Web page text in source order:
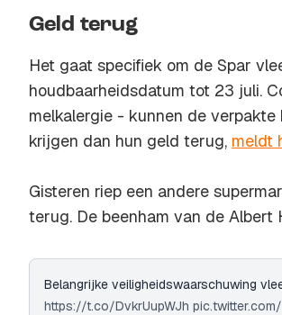
Geld terug
Het gaat specifiek om de Spar
houdbaarheidsdatum tot 23 juli.
melkalergie - kunnen de
krijgen dan hun geld terug, meldt
Gisteren riep een andere
terug. De beenham van de Albert
Belangrijke veiligheidswaarschuwing
https://t.co/DvkrUupWJh